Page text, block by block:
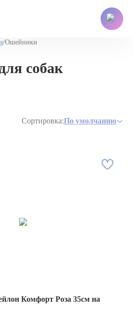
/Ошейники
собак
Сортировка:По умолчанию
Комфорт Роза 35см на